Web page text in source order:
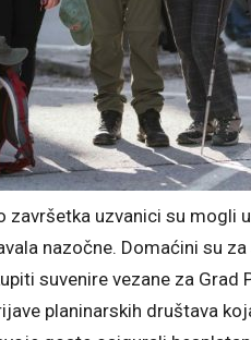
završetka uzvanici su mogli
nazočne. Domaćini su
suvenire vezane za Grad
planinarskih društava